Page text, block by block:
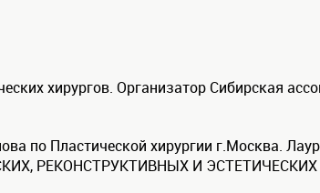
хирургов. Организатор Сибирская
по Пластической хирургии г.Москва.
РЕКОНСТРУКТИВНЫХ И